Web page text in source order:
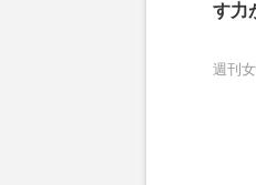
す力
週刊